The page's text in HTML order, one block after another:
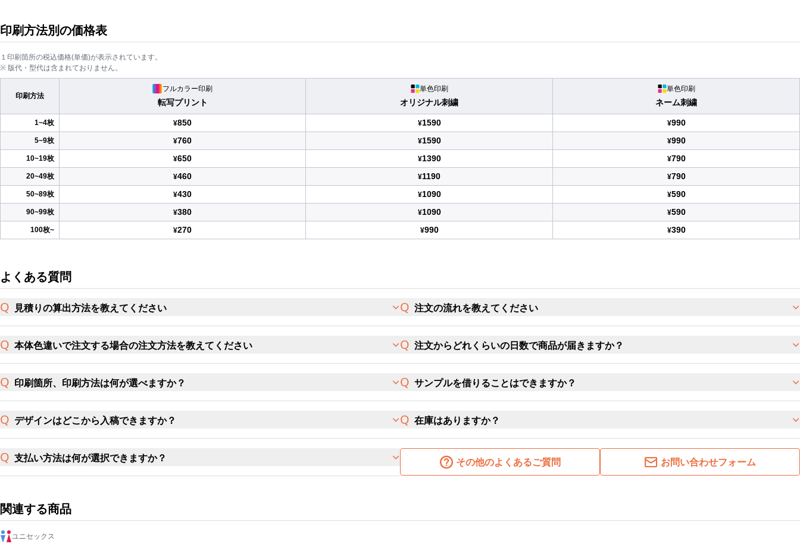
印刷方法別の価格表
１印刷箇所の税込価格(単価)が表示されています。
※ 版代・型代は含まれておりません。
印刷方法
フルカラー印刷
転写プリント
単色印刷
オリジナル刺繍
単色印刷
ネーム刺繍
1~4枚 ¥850 ¥1590 ¥990
5~9枚 ¥760 ¥1590 ¥990
10~19枚 ¥650 ¥1390 ¥790
20~49枚 ¥460 ¥1190 ¥790
50~89枚 ¥430 ¥1090 ¥590
90~99枚 ¥380 ¥1090 ¥590
100枚~ ¥270 ¥990 ¥390
よくある質問
見積りの算出方法を教えてください
本体色違いで注文する場合の注文方法を教えてください
印刷箇所、印刷方法は何が選べますか？
デザインはどこから入稿できますか？
支払い方法は何が選択できますか？
注文の流れを教えてください
注文からどれくらいの日数で商品が届きますか？
サンプルを借りることはできますか？
在庫はありますか？
その他のよくあるご質問 お問い合わせフォーム
関連する商品
ユニセックス